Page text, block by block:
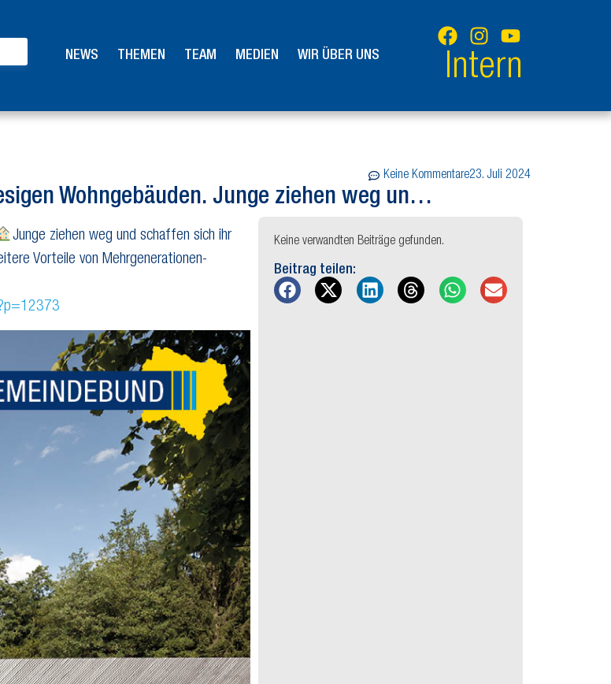
NEWS THEMEN TEAM MEDIEN WIR ÜBER UNS Intern
Keine Kommentare23. Juli 2024
Wohngebäuden. Junge ziehen weg un…
Junge ziehen weg und schaffen sich ihr
Vorteile von Mehrgenerationen-
Keine verwandten Beiträge gefunden.
Beitrag teilen: